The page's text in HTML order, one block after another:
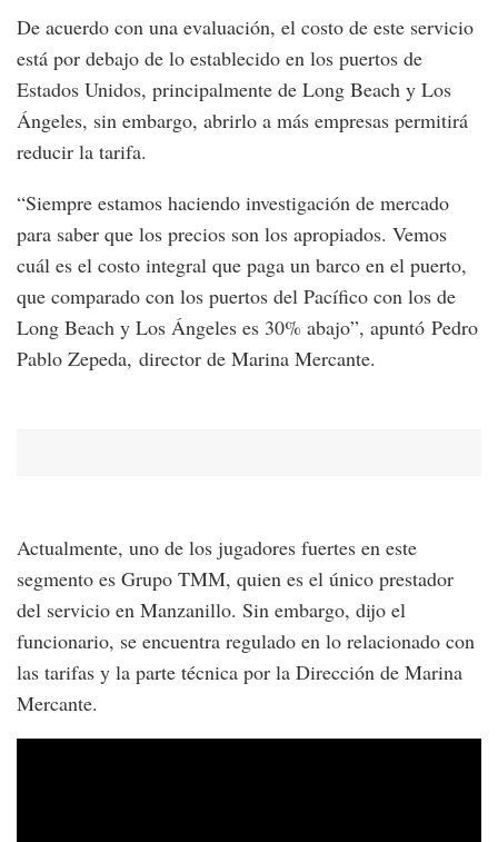
De acuerdo con una evaluación, el costo de este servicio
está por debajo de lo establecido en los puertos de
Estados Unidos, principalmente de Long Beach y Los
Ángeles, sin embargo, abrirlo a más empresas permitirá
reducir la tarifa.
“Siempre estamos haciendo investigación de mercado
para saber que los precios son los apropiados. Vemos
cuál es el costo integral que paga un barco en el puerto,
que comparado con los puertos del Pacífico con los de
Long Beach y Los Ángeles es 30% abajo”, apuntó Pedro
Pablo Zepeda, director de Marina Mercante.
Actualmente, uno de los jugadores fuertes en este
segmento es Grupo TMM, quien es el único prestador
del servicio en Manzanillo. Sin embargo, dijo el
funcionario, se encuentra regulado en lo relacionado con
las tarifas y la parte técnica por la Dirección de Marina
Mercante.